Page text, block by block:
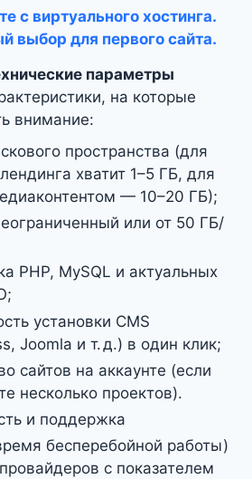
с виртуального хостинга.
выбор для первого сайта.
параметры
на которые
внимание:
пространства (для
хватит 1–5 ГБ, для
— 10–20 ГБ);
или от 50 ГБ/
PHP, MySQL и актуальных
установки CMS
Joomla и т. д.) в один клик;
сайтов на аккаунте (если
несколько проектов).
и поддержка
бесперебойной работы)
с показателем